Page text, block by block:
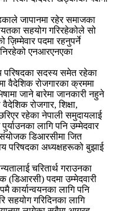
जापानमा रहेर समाजका
सहयोग गरिरहेकोले सो
ज़िम्मेवार पदमा रहनुपर्ने
एनआरएनएका
परिषदका सदस्य समेत रहेका
वैदेशिक रोजगारका क्रममा
जाने बारेमा जानकारी नहुने
रोजगार, शिक्षा,
रहेका नेपाली समुदायलाई
लागि पनि उम्मेदवार
डिआरसीमा जित
परिषदका अध्यक्षहरूको बुझाई
चरितार्थ गराउनका
पदमा उम्मेदवारी
कार्यान्वयनका लागि पनि
सहयोग गरिदिनका लागि